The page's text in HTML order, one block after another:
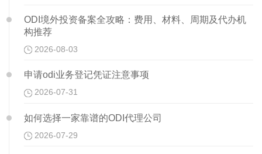
ODI境外投资备案全攻略：费用、材料、周期及代办机
构推荐
2026-08-03
申请odi业务登记凭证注意事项
2026-07-31
如何选择一家靠谱的ODI代理公司
2026-07-29